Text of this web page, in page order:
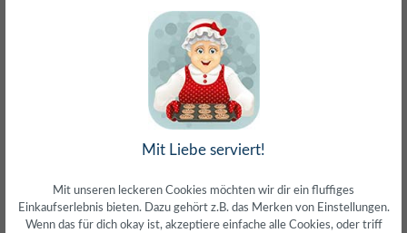
30 Tage Rückgaberecht
ohne Risiko bestellen
– Frag den Profi!
kostenlos und persönlich
Über 20+ Jahre Erfahrung
wir wissen von was wir sprechen
Beschreibung
Mit Liebe serviert!
Mit unseren leckeren Cookies möchten wir dir ein fluffiges
Einkaufserlebnis bieten. Dazu gehört z.B. das Merken von Einstellungen.
Wenn das für dich okay ist, akzeptiere einfache alle Cookies, oder triff